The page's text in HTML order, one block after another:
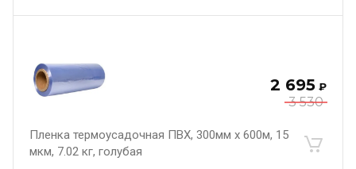
3 530
2 695 ₽
Пленка термоусадочная ПВХ, 300мм х 600м, 15
мкм, 7.02 кг, голубая